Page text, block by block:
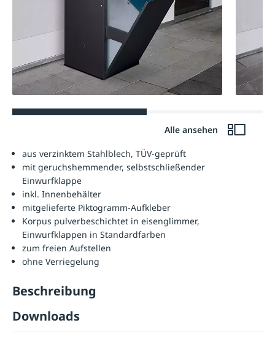
Alle ansehen
aus verzinktem Stahlblech, TÜV-geprüft
mit geruchshemmender, selbstschließender
Einwurfklappe
inkl. Innenbehälter
mitgelieferte Piktogramm-Aufkleber
Korpus pulverbeschichtet in eisenglimmer,
Einwurfklappen in Standardfarben
zum freien Aufstellen
ohne Verriegelung
Beschreibung
Downloads